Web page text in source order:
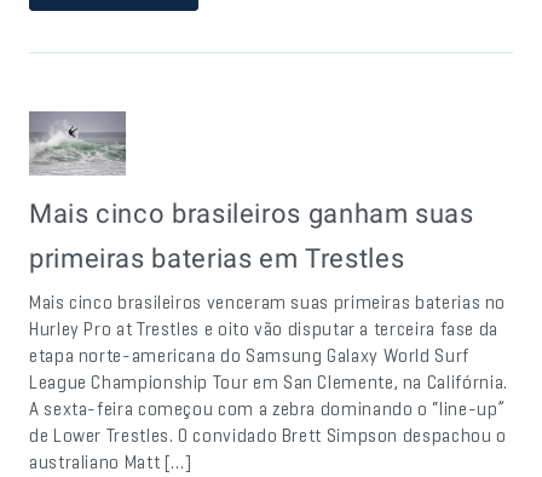
Mais cinco brasileiros ganham suas
primeiras baterias em Trestles
Mais cinco brasileiros venceram suas primeiras baterias no
Hurley Pro at Trestles e oito vão disputar a terceira fase da
etapa norte-americana do Samsung Galaxy World Surf
League Championship Tour em San Clemente, na Califórnia.
A sexta-feira começou com a zebra dominando o “line-up”
de Lower Trestles. O convidado Brett Simpson despachou o
australiano Matt […]